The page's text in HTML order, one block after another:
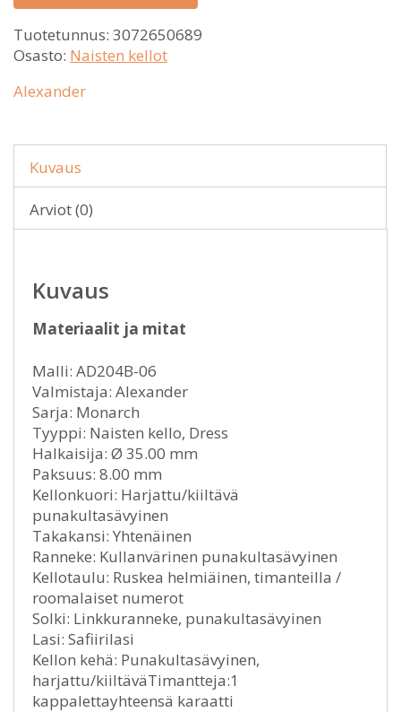
Tuotetunnus: 3072650689
Osasto: Naisten kellot
Alexander
Kuvaus
Arviot (0)
Kuvaus
Materiaalit ja mitat
Malli: AD204B-06
Valmistaja: Alexander
Sarja: Monarch
Tyyppi: Naisten kello, Dress
Halkaisija: Ø 35.00 mm
Paksuus: 8.00 mm
Kellonkuori: Harjattu/kiiltävä
punakultasävyinen
Takakansi: Yhtenäinen
Ranneke: Kullanvärinen punakultasävyinen
Kellotaulu: Ruskea helmiäinen, timanteilla /
roomalaiset numerot
Solki: Linkkuranneke, punakultasävyinen
Lasi: Safiirilasi
Kellon kehä: Punakultasävyinen,
harjattu/kiiltäväTimantteja:1
kappalettayhteensä karaatti